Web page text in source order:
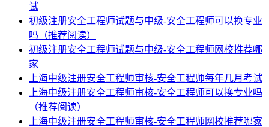
试
初级注册安全工程师试题与中级-安全工程师可以换专业
吗（推荐阅读）
初级注册安全工程师试题与中级-安全工程师网校推荐哪
家
上海中级注册安全工程师审核-安全工程师每年几月考试
上海中级注册安全工程师审核-安全工程师可以换专业吗
（推荐阅读）
上海中级注册安全工程师审核-安全工程师网校推荐哪家